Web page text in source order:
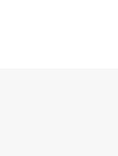
後水道水などで洗い直
です。
反応後は酸素に戻るた